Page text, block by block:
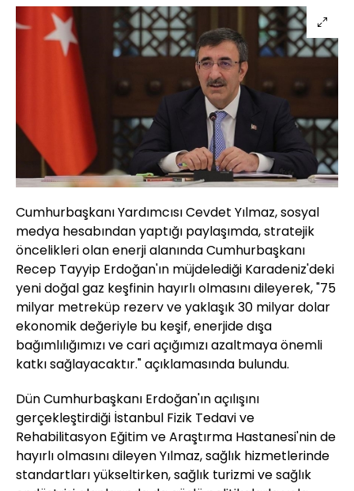
Cumhurbaşkanı Yardımcısı Cevdet Yılmaz, sosyal
medya hesabından yaptığı paylaşımda, stratejik
öncelikleri olan enerji alanında Cumhurbaşkanı
Recep Tayyip Erdoğan'ın müjdelediği Karadeniz'deki
yeni doğal gaz keşfinin hayırlı olmasını dileyerek, "75
milyar metreküp rezerv ve yaklaşık 30 milyar dolar
ekonomik değeriyle bu keşif, enerjide dışa
bağımlılığımızı ve cari açığımızı azaltmaya önemli
katkı sağlayacaktır." açıklamasında bulundu.
Dün Cumhurbaşkanı Erdoğan'ın açılışını
gerçekleştirdiği İstanbul Fizik Tedavi ve
Rehabilitasyon Eğitim ve Araştırma Hastanesi'nin de
hayırlı olmasını dileyen Yılmaz, sağlık hizmetlerinde
standartları yükseltirken, sağlık turizmi ve sağlık